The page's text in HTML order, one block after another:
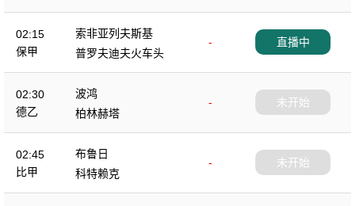
02:15
保甲
索非亚列夫斯基
-
普罗夫迪夫火车头
直播中
02:30
德乙
波鸿
-
柏林赫塔
未开始
02:45
比甲
布鲁日
-
科特赖克
未开始